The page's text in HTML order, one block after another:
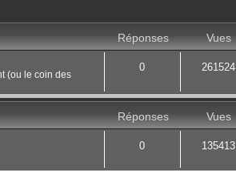
Réponses Vues
(ou le coin des
0 261524
Réponses Vues
0 135413